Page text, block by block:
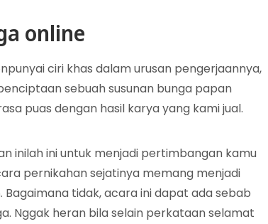
online
ciri khas dalam urusan pengerjaannya,
sebuah susunan bunga papan
puas dengan hasil karya yang kami jual.
inilah ini untuk menjadi pertimbangan kamu
pernikahan sejatinya memang menjadi
tidak, acara ini dapat ada sebab
Nggak heran bila selain perkataan selamat